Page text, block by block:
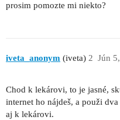
prosim pomozte mi niekto?
iveta_anonym (iveta) Jún
2
Chod k lekárovi, to je jasné,
internet ho nájdeš, a použi
aj k lekárovi.